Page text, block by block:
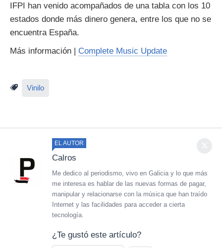
IFPI han venido acompañados de una tabla con los 10
estados donde más dinero genera, entre los que no se
encuentra España.
Más información | Complete Music Update
Vinilo
EL AUTOR
Calros
Me dedico al periodismo, vivo en Galicia y lo que más
me interesa es hablar de las nuevas formas de pagar,
manipular y relacionarse con la música que han traído
Internet y las facilidades para acceder a cierta
tecnología.
¿Te gustó este artículo?